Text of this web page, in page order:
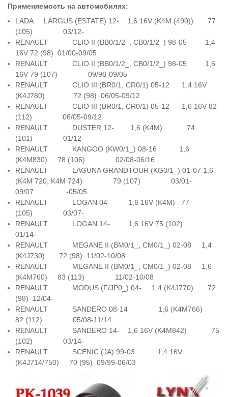
Применяемость на автомобилях:
LADA LARGUS (ESTATE) 12- 1,6 16V (K4M (490)) 77
(105) 03/12-
RENAULT CLIO II (BB0/1/2_, CB0/1/2_) 98-05 1,4
16V 72 (98) 01/00-09/05
RENAULT CLIO II (BB0/1/2_, CB0/1/2_) 98-05 1,6
16V 79 (107) 09/98-09/05
RENAULT CLIO III (BR0/1, CR0/1) 05-12 1,4 16V
(K4J780) 72 (98) 06/05-09/12
RENAULT CLIO III (BR0/1, CR0/1) 05-12 1,6 16V 82
(112) 06/05-09/12
RENAULT DUSTER 12- 1,6 (K4M) 74
(101) 01/12-
RENAULT KANGOO (KW0/1_) 08-16 1,6
(K4M830) 78 (106) 02/08-06/16
RENAULT LAGUNA GRANDTOUR (KG0/1_) 01-07 1,6
(K4M 720, K4M 724) 79 (107) 03/01-
09/07 -05/05
RENAULT LOGAN 04- 1,6 16V (K4M) 77
(105) 03/07-
RENAULT LOGAN 14- 1,6 16V 75 (102)
01/14-
RENAULT MEGANE II (BM0/1_, CM0/1_) 02-08 1,4
(K4J730) 72 (98) 11/02-10/08
RENAULT MEGANE II (BM0/1_, CM0/1_) 02-08 1,6
(K4M760) 83 (113) 11/02-10/08
RENAULT MODUS (F/JP0_) 04- 1,4 (K4J770) 72
(98) 12/04-
RENAULT SANDERO 08-14 1,6 (K4M766)
82 (112) 05/08-11/14
RENAULT SANDERO 14- 1,6 16V (K4M842) 75
(102) 03/14-
RENAULT SCENIC (JA) 99-03 1,4 16V
(K4J714/750) 70 (95) 09/99-06/03